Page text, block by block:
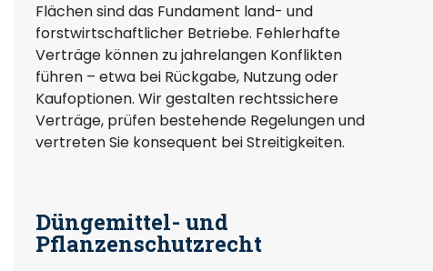
Flächen sind das Fundament land- und
forstwirtschaftlicher Betriebe. Fehlerhafte
Verträge können zu jahrelangen Konflikten
führen – etwa bei Rückgabe, Nutzung oder
Kaufoptionen. Wir gestalten rechtssichere
Verträge, prüfen bestehende Regelungen und
vertreten Sie konsequent bei Streitigkeiten.
Düngemittel- und
Pflanzenschutzrecht